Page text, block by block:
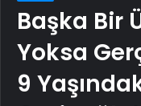
Başka Bir
Yoksa
9